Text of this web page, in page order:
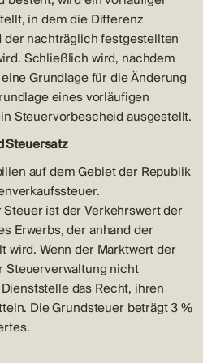
in dem die Differenz
nachträglich festgestellten
Schließlich wird, nachdem
Grundlage für die Änderung
eines vorläufigen
Steuervorbescheid ausgestellt.
Steuersatz
auf dem Gebiet der Republik
ist der Verkehrswert der
Erwerbs, der anhand der
wird. Wenn der Marktwert der
Steuerverwaltung nicht
das Recht, ihren
Die Grundsteuer beträgt 3 %